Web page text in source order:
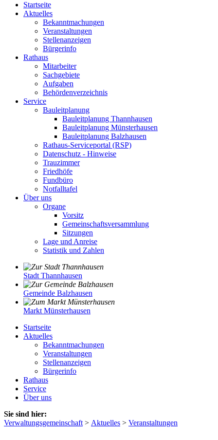
Startseite
Aktuelles
Bekanntmachungen
Veranstaltungen
Stellenanzeigen
Bürgerinfo
Rathaus
Mitarbeiter
Sachgebiete
Aufgaben
Behördenverzeichnis
Service
Bauleitplanung
Bauleitplanung Thannhausen
Bauleitplanung Münsterhausen
Bauleitplanung Balzhausen
Rathaus-Serviceportal (RSP)
Datenschutz - Hinweise
Trauzimmer
Friedhöfe
Fundbüro
Notfalltafel
Über uns
Organe
Vorsitz
Gemeinschaftsversammlung
Sitzungen
Lage und Anreise
Statistik und Zahlen
Stadt Thannhausen
Gemeinde Balzhausen
Markt Münsterhausen
Startseite
Aktuelles
Bekanntmachungen
Veranstaltungen
Stellenanzeigen
Bürgerinfo
Rathaus
Service
Über uns
Sie sind hier:
Verwaltungsgemeinschaft > Aktuelles > Veranstaltungen